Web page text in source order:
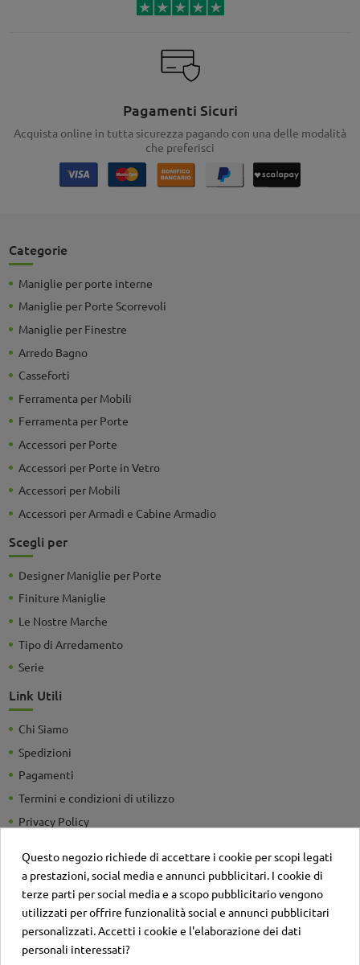
Pagamenti Sicuri
Acquista online in tutta sicurezza pagando con una delle modalità
che preferisci
Categorie
Maniglie per porte interne
Maniglie per Porte Scorrevoli
Maniglie per Finestre
Arredo Bagno
Casseforti
Ferramenta per Mobili
Ferramenta per Porte
Accessori per Porte
Accessori per Porte in Vetro
Accessori per Mobili
Accessori per Armadi e Cabine Armadio
Scegli per
Designer Maniglie per Porte
Finiture Maniglie
Le Nostre Marche
Tipo di Arredamento
Serie
Link Utili
Chi Siamo
Spedizioni
Pagamenti
Termini e condizioni di utilizzo
Privacy Policy
Detrazioni Fiscali
Sei un'azienda? Richiedi un listino personalizzato
Il negozio
Contatti
Questo negozio richiede di accettare i cookie per scopi legati
a prestazioni, social media e annunci pubblicitari. I cookie di
terze parti per social media e a scopo pubblicitario vengono
utilizzati per offrire funzionalità social e annunci pubblicitari
personalizzati. Accetti i cookie e l'elaborazione dei dati
personali interessati?